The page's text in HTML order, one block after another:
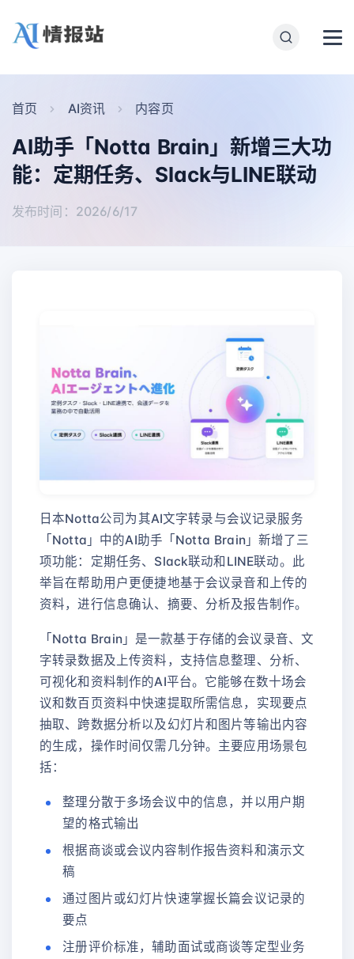
首页 AI资讯 内容页
AI助手「Notta Brain」新增三大功
能：定期任务、Slack与LINE联动
发布时间：2026/6/17
日本Notta公司为其AI文字转录与会议记录服务
「Notta」中的AI助手「Notta Brain」新增了三
项功能：定期任务、Slack联动和LINE联动。此
举旨在帮助用户更便捷地基于会议录音和上传的
资料，进行信息确认、摘要、分析及报告制作。
「Notta Brain」是一款基于存储的会议录音、文
字转录数据及上传资料，支持信息整理、分析、
可视化和资料制作的AI平台。它能够在数十场会
议和数百页资料中快速提取所需信息，实现要点
抽取、跨数据分析以及幻灯片和图片等输出内容
的生成，操作时间仅需几分钟。主要应用场景包
括：
整理分散于多场会议中的信息，并以用户期
望的格式输出
根据商谈或会议内容制作报告资料和演示文
稿
通过图片或幻灯片快速掌握长篇会议记录的
要点
注册评价标准，辅助面试或商谈等定型业务